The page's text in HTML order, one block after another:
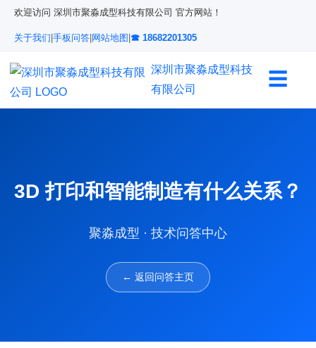
欢迎访问 深圳市聚淼成型科技有限公司 官方网站！
关于我们 手板问答 网站地图 ☎ 18682201305
深圳市聚淼成型科技
有限公司
☰
3D 打印和智能制造有什么关系？
聚淼成型 · 技术问答中心
← 返回问答主页